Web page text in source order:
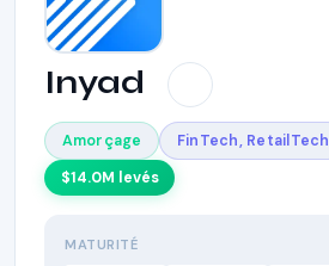
Inyad
Amorçage FinTech, RetailTech
$14.0M levés
MATURITÉ